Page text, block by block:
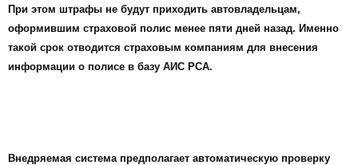
При этом штрафы не будут приходить автовладельцам,
оформившим страховой полис менее пяти дней назад. Именно
такой срок отводится страховым компаниям для внесения
информации о полисе в базу АИС РСА.
Внедряемая система предполагает автоматическую проверку